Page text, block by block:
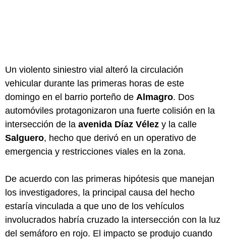
Un violento siniestro vial alteró la circulación
vehicular durante las primeras horas de este
domingo en el barrio porteño de Almagro. Dos
automóviles protagonizaron una fuerte colisión en la
intersección de la avenida Díaz Vélez y la calle
Salguero, hecho que derivó en un operativo de
emergencia y restricciones viales en la zona.
De acuerdo con las primeras hipótesis que manejan
los investigadores, la principal causa del hecho
estaría vinculada a que uno de los vehículos
involucrados habría cruzado la intersección con la luz
del semáforo en rojo. El impacto se produjo cuando